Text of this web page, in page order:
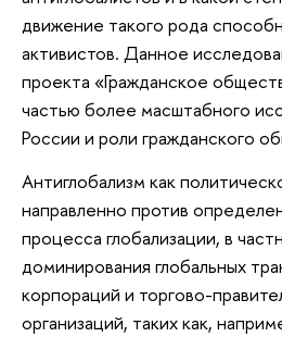
движение такого рода
активистов. Данное
проекта «Гражданское
частью более масштабного
России и роли гражданского
Антиглобализм как
направленно против
процесса глобализации, в
доминирования глобальных
корпораций и торгово-
организаций, таких как,